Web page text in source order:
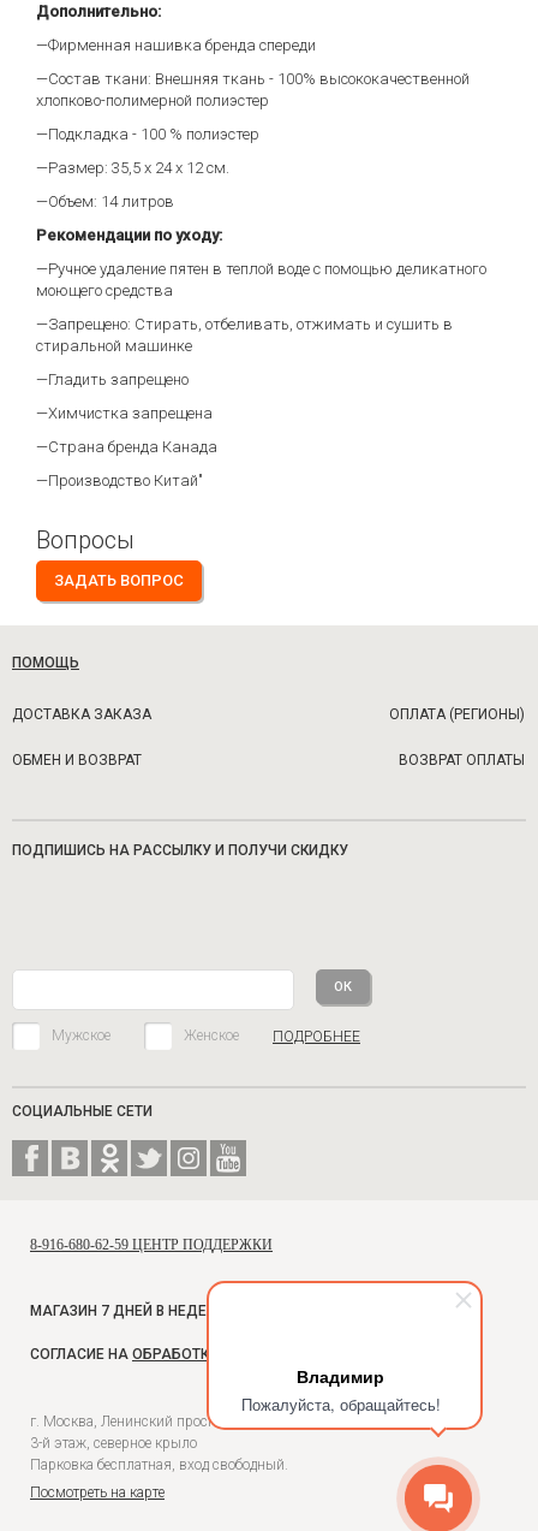
Владимир
Пожалуйста, обращайтесь!
Дополнительно:
—Фирменная нашивка бренда спереди
—Состав ткани: Внешняя ткань - 100% высококачественной
хлопково-полимерной полиэстер
—Подкладка - 100 % полиэстер
—Размер: 35,5 х 24 х 12 см.
—Объем: 14 литров
Рекомендации по уходу:
—Ручное удаление пятен в теплой воде с помощью деликатного
моющего средства
—Запрещено: Стирать, отбеливать, отжимать и сушить в
стиральной машинке
—Гладить запрещено
—Химчистка запрещена
—Страна бренда Канада
—Производство Китай"
Вопросы
ЗАДАТЬ ВОПРОС
ПОМОЩЬ
ДОСТАВКА ЗАКАЗА ОПЛАТА (РЕГИОНЫ)
ОБМЕН И ВОЗВРАТ ВОЗВРАТ ОПЛАТЫ
ПОДПИШИСЬ НА РАССЫЛКУ И ПОЛУЧИ СКИДКУ
Мужское Женское ПОДРОБНЕЕ
СОЦИАЛЬНЫЕ СЕТИ
8-916-680-62-59 ЦЕНТР ПОДДЕРЖКИ
МАГАЗИН 7 ДНЕЙ В НЕДЕЛЮ, С 10 ДО 18
СОГЛАСИЕ НА ОБРАБОТКУ ПЕРСОНАЛЬНЫХ ДАННЫХ
г. Москва, Ленинский проспект, 54, Универмаг Москва,
3-й этаж, северное крыло
Парковка бесплатная, вход свободный.
Посмотреть на карте